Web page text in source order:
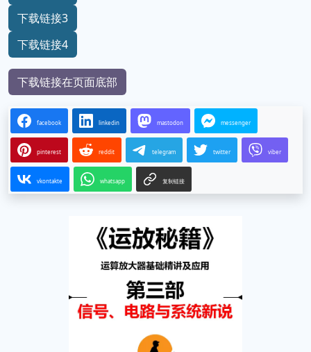
下载链接3
下载链接4
下载链接在页面底部
facebook linkedin mastodon messenger
pinterest reddit telegram twitter viber
vkontakte whatsapp 复制链接